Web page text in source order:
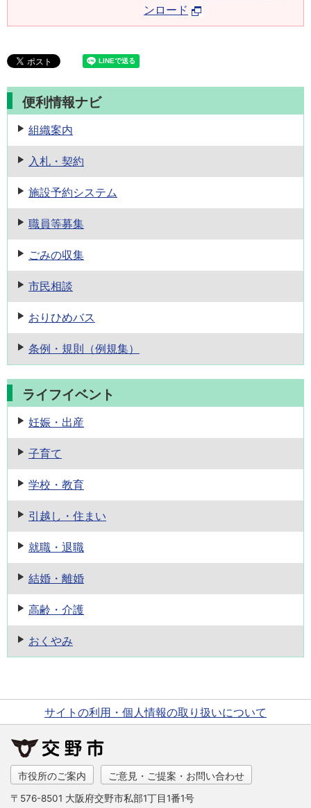
ンロード
便利情報ナビ
組織案内
入札・契約
施設予約システム
職員等募集
ごみの収集
市民相談
おりひめバス
条例・規則 （例規集）
ライフイベント
妊娠・出産
子育て
学校・教育
引越し・住まい
就職・退職
結婚・離婚
高齢・介護
おくやみ
サイトの利用・個人情報の取り扱いについて
市役所のご案内 ご意見・ご提案・お問い合わせ
〒576-8501 大阪府交野市私部1丁目1番1号